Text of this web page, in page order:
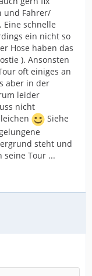
und Fahrer/
schnelle
ein nicht so
Hose haben das
). Ansonsten
oft einiges an
aber in der
leider
nicht
Siehe
steht und
seine Tour ...